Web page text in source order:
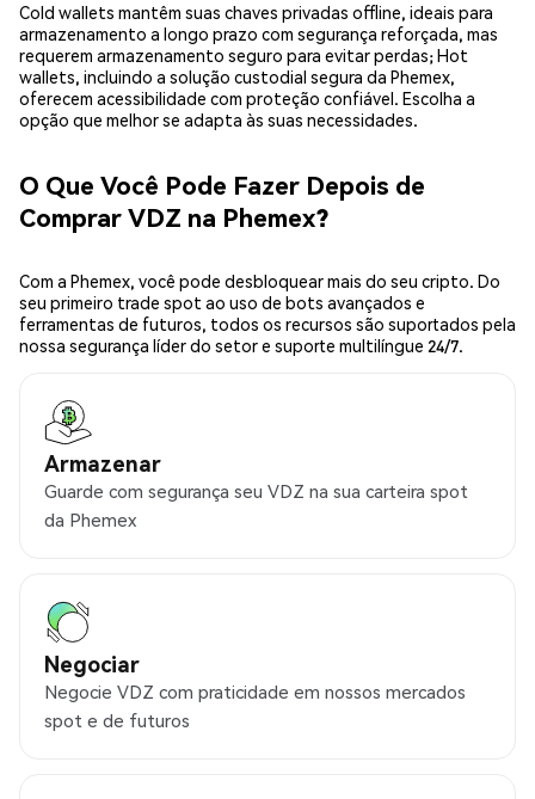
Cold wallets mantêm suas chaves privadas offline, ideais para
armazenamento a longo prazo com segurança reforçada, mas
requerem armazenamento seguro para evitar perdas; Hot
wallets, incluindo a solução custodial segura da Phemex,
oferecem acessibilidade com proteção confiável. Escolha a
opção que melhor se adapta às suas necessidades.
O Que Você Pode Fazer Depois de
Comprar VDZ na Phemex?
Com a Phemex, você pode desbloquear mais do seu cripto. Do
seu primeiro trade spot ao uso de bots avançados e
ferramentas de futuros, todos os recursos são suportados pela
nossa segurança líder do setor e suporte multilíngue 24/7.
Armazenar
Guarde com segurança seu VDZ na sua carteira spot
da Phemex
Negociar
Negocie VDZ com praticidade em nossos mercados
spot e de futuros